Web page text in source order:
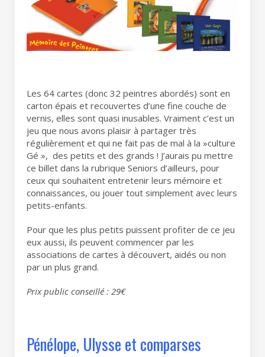
Les 64 cartes (donc 32 peintres abordés) sont en
carton épais et recouvertes d’une fine couche de
vernis, elles sont quasi inusables. Vraiment c’est un
jeu que nous avons plaisir à partager très
régulièrement et qui ne fait pas de mal à la »culture
Gé », des petits et des grands ! J’aurais pu mettre
ce billet dans la rubrique Seniors d’ailleurs, pour
ceux qui souhaitent entretenir leurs mémoire et
connaissances, ou jouer tout simplement avec leurs
petits-enfants.
Pour que les plus petits puissent profiter de ce jeu
eux aussi, ils peuvent commencer par les
associations de cartes à découvert, aidés ou non
par un plus grand.
Prix public conseillé : 29€
Pénélope, Ulysse et comparses